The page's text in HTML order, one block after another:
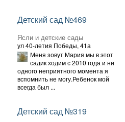
Детский сад №469
Ясли и детские сады
ул 40-летия Победы, 41а
Меня зовут Мария мы в этот
садик ходим с 2010 года и ни
одного неприятного момента я
вспомнить не могу.Ребенок мой
всегда был ...
Детский сад №319